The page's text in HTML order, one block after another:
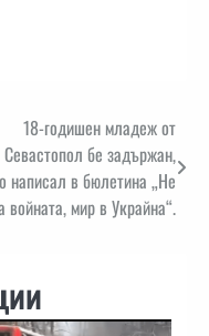
18-годишен младеж от
Севастопол бе задържан,
написал в бюлетина „Не
войната, мир в Украйна“.